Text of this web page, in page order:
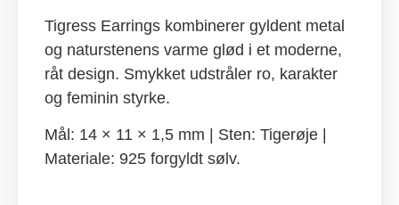
Tigress Earrings kombinerer gyldent metal
og naturstenens varme glød i et moderne,
råt design. Smykket udstråler ro, karakter
og feminin styrke.
Mål: 14 × 11 × 1,5 mm | Sten: Tigerøje |
Materiale: 925 forgyldt sølv.